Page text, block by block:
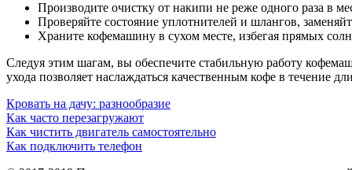
Производите очистку от накипи не реже одного раза в
Проверяйте состояние уплотнителей и шлангов,
Храните кофемашину в сухом месте, избегая прямых
Следуя этим шагам, вы обеспечите стабильную работу
ухода позволяет наслаждаться качественным кофе в течение
Кровать на дачу: разнообразие
Как часто перезагружают
Как чистить двигатель самостоятельно
Как подключить телефон